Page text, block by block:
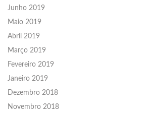
Junho 2019
Maio 2019
Abril 2019
Março 2019
Fevereiro 2019
Janeiro 2019
Dezembro 2018
Novembro 2018